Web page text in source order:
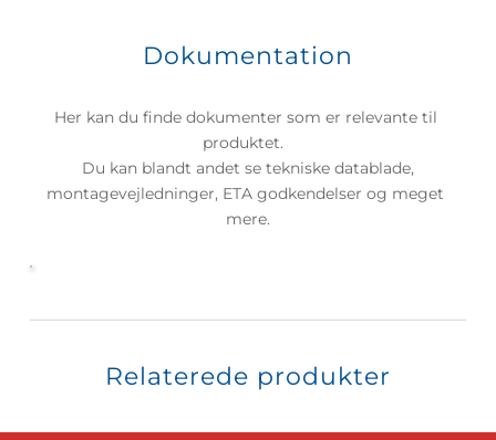
Dokumentation
Her kan du finde dokumenter som er relevante til
produktet.
montagevejledninger, ETA godkendelser og meget
mere.
Relaterede produkter